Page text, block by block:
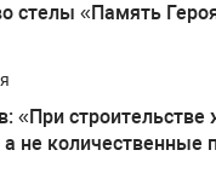
стелы «Память
«При
не количественные